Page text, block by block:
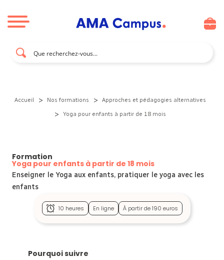
Accueil > Nos formations > Approches et pédagogies alternatives
> Yoga pour enfants à partir de 18 mois
Formation
Yoga pour enfants à partir de 18 mois
Enseigner le Yoga aux enfants, pratiquer le yoga avec les
enfants
10 heures En ligne À partir de 190 euros
Pourquoi suivre